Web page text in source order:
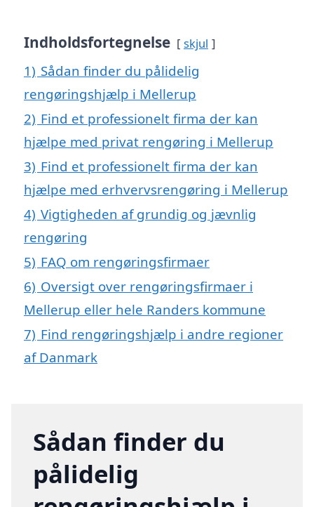
Indholdsfortegnelse skjul
1) Sådan finder du pålidelig
rengøringshjælp i Mellerup
2) Find et professionelt firma der kan
hjælpe med privat rengøring i Mellerup
3) Find et professionelt firma der kan
hjælpe med erhvervsrengøring i Mellerup
4) Vigtigheden af grundig og jævnlig
rengøring
5) FAQ om rengøringsfirmaer
6) Oversigt over rengøringsfirmaer i
Mellerup eller hele Randers kommune
7) Find rengøringshjælp i andre regioner
af Danmark
Sådan finder du
pålidelig